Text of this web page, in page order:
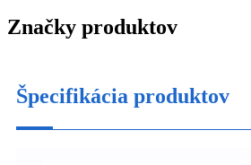
Značky produktov
Špecifikácia produktov